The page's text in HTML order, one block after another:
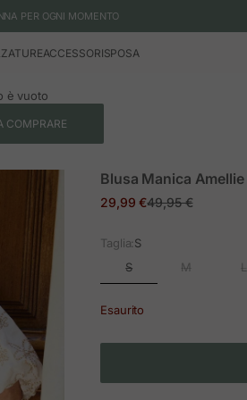
PER OGNI MOMENTO
ACCESSORISPOSA
è vuoto
COMPRARE
Blusa Manica Amellie
Prezzo in offerta
29,99 €Prezzo normale
49,95 €
Taglia:S
S M L
Esaurito